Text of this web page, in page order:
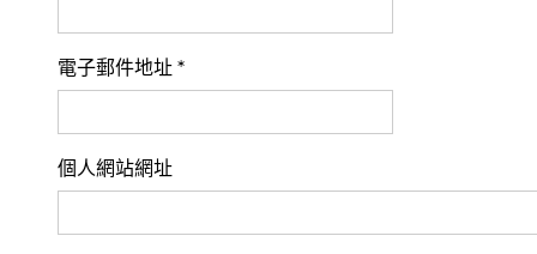
電子郵件地址 *
個人網站網址